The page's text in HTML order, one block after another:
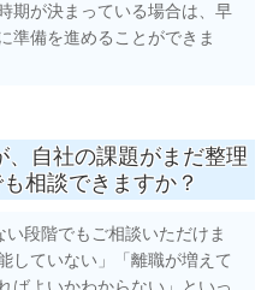
期が決まっている場合は、早
準備を進めることができま
自社の課題がまだ整理
相談できますか？
段階でもご相談いただけま
していない」「離職が増えて